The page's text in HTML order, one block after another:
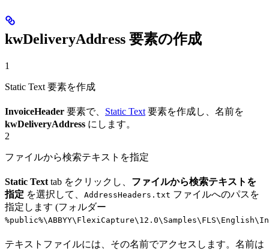
kwDeliveryAddress 要素の作成
1
Static Text 要素を作成
InvoiceHeader 要素で、 Static Text 要素を作成し、名前を
kwDeliveryAddress にします。
2
ファイルから検索テキストを指定
Static Text tab をクリックし、 ファイルから検索テキストを
指定 を選択して、 AddressHeaders.txt ファイルへのパスを
指定します (フォルダー
テキストファイルには、その名前でアクセスします。名前は